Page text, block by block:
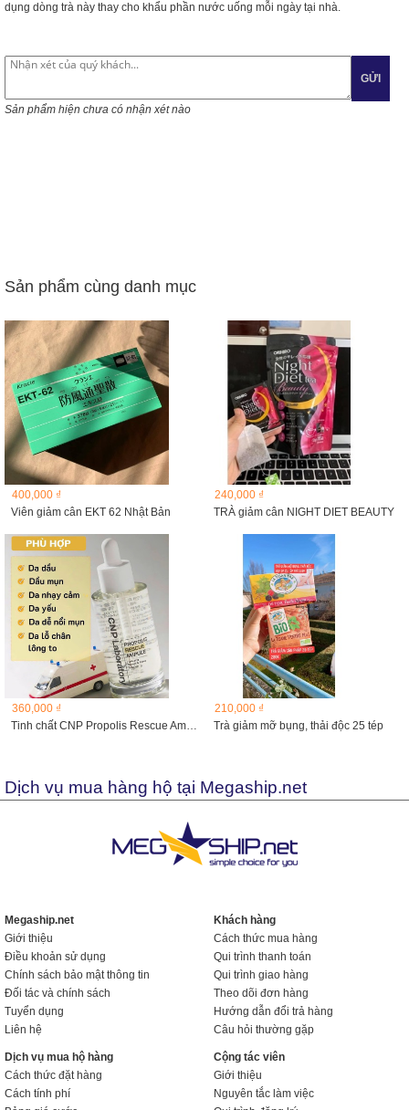
dụng dòng trà này thay cho khẩu phần nước uống mỗi ngày tại nhà.
GỬI
Sản phẩm hiện chưa có nhận xét nào
Sản phẩm cùng danh mục
400,000 ₫
Viên giảm cân EKT 62 Nhật Bản
240,000 ₫
TRÀ giảm cân NIGHT DIET BEAUTY
360,000 ₫
Tinh chất CNP Propolis Rescue Ampule 50ml
210,000 ₫
Trà giảm mỡ bụng, thải độc 25 tép
Dịch vụ mua hàng hộ tại Megaship.net
Megaship.net
Giới thiệu
Điều khoản sử dụng
Chính sách bảo mật thông tin
Đối tác và chính sách
Tuyển dụng
Liên hệ
Khách hàng
Cách thức mua hàng
Qui trình thanh toán
Qui trình giao hàng
Theo dõi đơn hàng
Hướng dẫn đổi trả hàng
Câu hỏi thường gặp
Dịch vụ mua hộ hàng
Cách thức đặt hàng
Cách tính phí
Cộng tác viên
Giới thiệu
Nguyên tắc làm việc